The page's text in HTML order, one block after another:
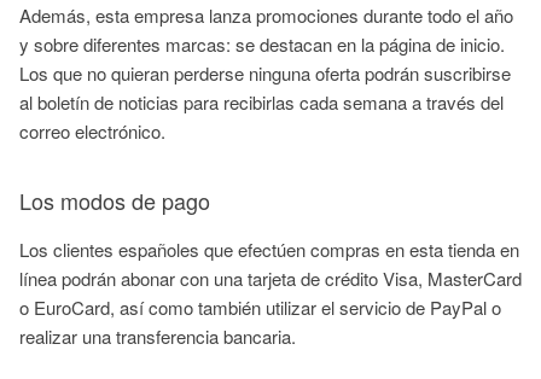
Además, esta empresa lanza promociones durante todo el año
y sobre diferentes marcas: se destacan en la página de inicio.
Los que no quieran perderse ninguna oferta podrán suscribirse
al boletín de noticias para recibirlas cada semana a través del
correo electrónico.
Los modos de pago
Los clientes españoles que efectúen compras en esta tienda en
línea podrán abonar con una tarjeta de crédito Visa, MasterCard
o EuroCard, así como también utilizar el servicio de PayPal o
realizar una transferencia bancaria.